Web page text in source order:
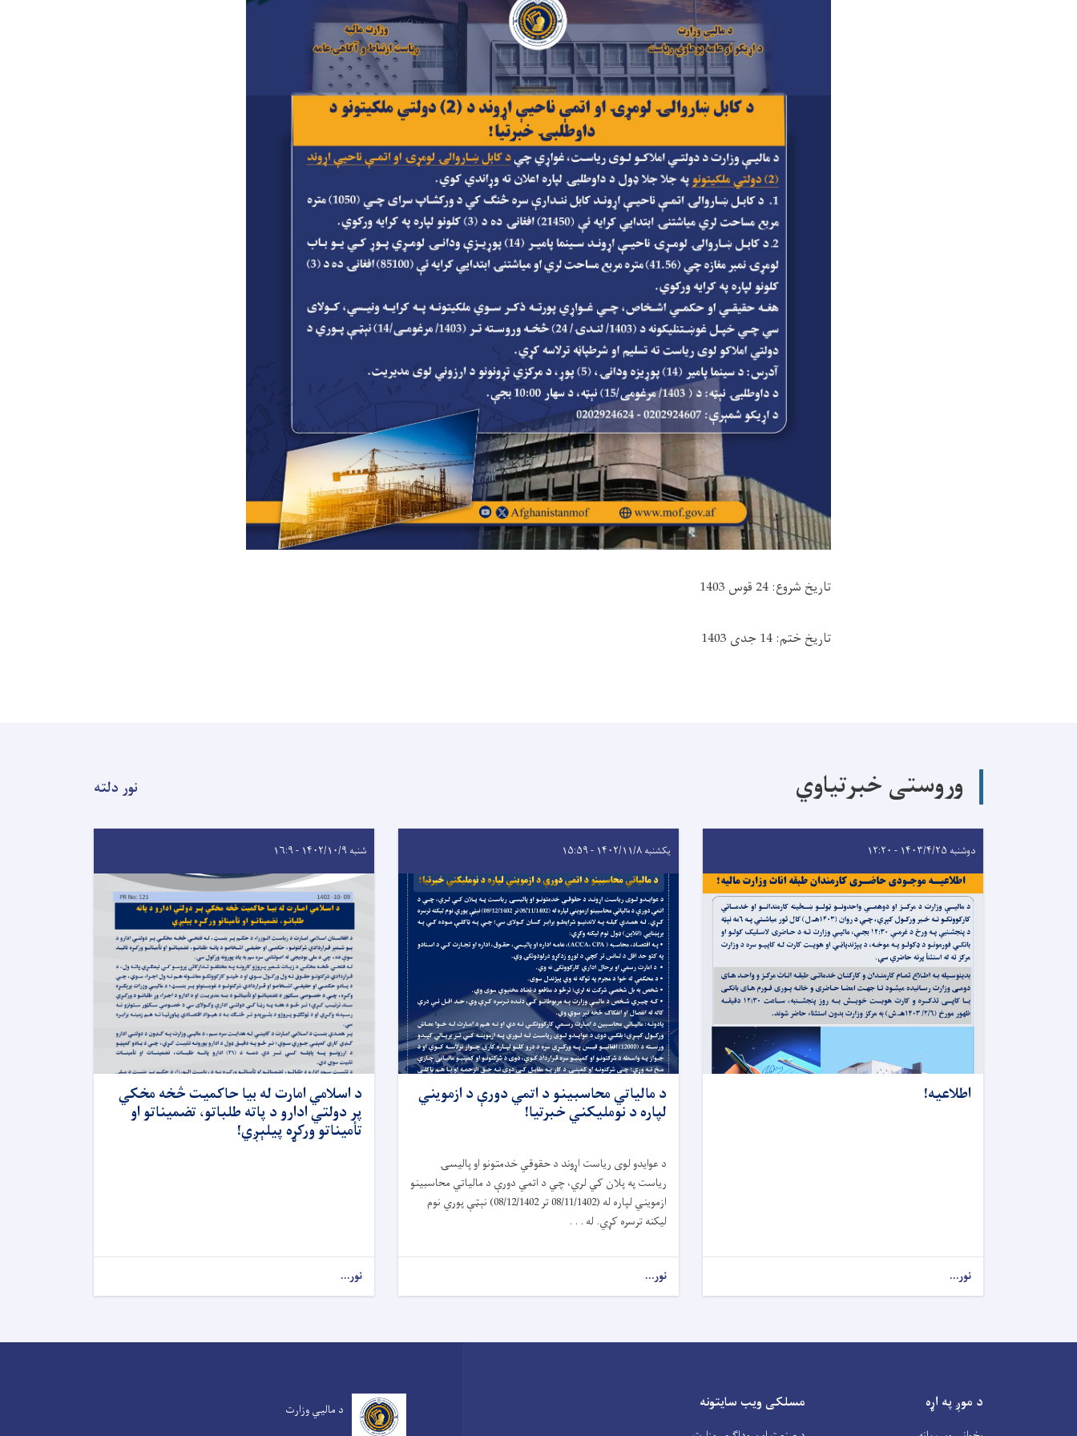
تاریخ شروع: 24 قوس 1403
تاریخ ختم: 14 جدی 1403
وروستی خبرتیاوي نور دلته
دوشنبه ۱۴۰۳/۴/۲۵ - ۱۲:۲۰
اطلاعیه!
نور...
یکشنبه ۱۴۰۲/۱۱/۸ - ۱۵:۵۹
د مالياتي محاسبينو د اتمي دورې د ازمويني
لپاره د نومليکني خبرتیا!
د عوایدو لوی ریاست اړوند د حقوقي خدمتونو او پالیسۍ
ریاست په پلان کي لري، چي د اتمي دورې د مالیاتي محاسبینو
ازمویني لپاره له (08/11/1402 تر 08/12/1402) نېټې پوري نوم
لیکنه ترسره کړي. له . . .
نور...
شنبه ۱۴۰۲/۱۰/۹ - ۱۶:۹
د اسلامي امارت له بیا حاکمیت څخه مخکي
پر دولتي ادارو د پاته طلباتو، تضمیناتو او
تأمیناتو ورکړه پیلېږي!
نور...
د موږ په اړه مسلکی ویب سایتونه د مالیي وزارت